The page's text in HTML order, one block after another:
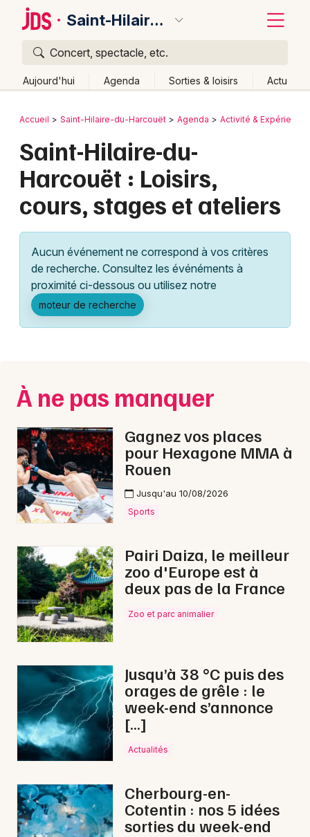
Saint-Hilaire-du-Harcouët
Concert, spectacle, etc.
Aujourd'hui Agenda Sorties & loisirs Actu
Publier un événement
Grands événements
Manifestations
Foires & salons
Sports
Soirées
Sorties famille
Expos
Ateliers dans la Manche
Ateliers en Basse-Normandie
Ateliers en Normandie
Newsletter des sorties
Artistes en tournée
Actus à Saint-Hilaire-du-Harcouët
Magazine à Saint-Hilaire-du-Harcouët
Bordeaux
Colmar
Lille
Lyon
Marseille
Mulhouse
Montpellier
Paris
Strasbourg
Toulouse
Toutes les villes
Retour
Accueil Saint-Hilaire-du-Harcouët Agenda Activité & Expérience
Saint-Hilaire-du-
Harcouët : Loisirs,
cours, stages et ateliers
Aucun événement ne correspond à vos critères
de recherche. Consultez les événéments à
proximité ci-dessous ou utilisez notre
moteur de recherche
À ne pas manquer
Gagnez vos places
pour Hexagone MMA à
Rouen
Jusqu'au 10/08/2026
Sports
Pairi Daiza, le meilleur
zoo d'Europe est à
deux pas de la France
Zoo et parc animalier
Jusqu’à 38 °C puis des
orages de grêle : le
week-end s’annonce
[…]
Actualités
Cherbourg-en-
Cotentin : nos 5 idées
sorties du week-end
Quoi ?
Où ?
Basse-Normandie
Partout
Près de moi
Changer de lieu
Quand ?
Effacer les dates